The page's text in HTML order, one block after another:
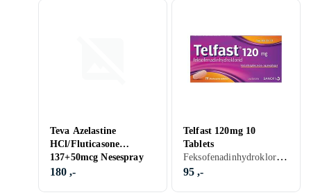
Teva Azelastine
HCl/Fluticasone
137+50mcg Nesespray
120 doser
180 ,-
Telfast 120mg 10
Tablets
Feksofenadinhydroklorid, Tablett
95 ,-